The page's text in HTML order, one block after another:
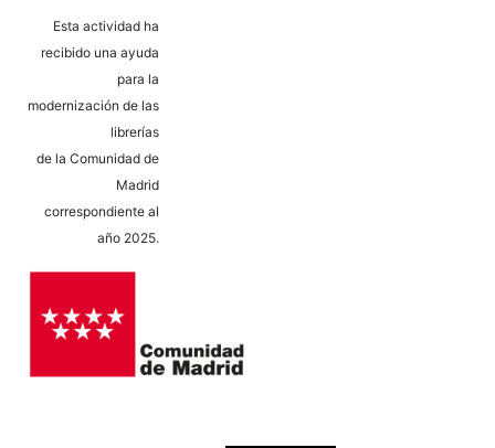
Esta actividad ha
recibido una ayuda
para la
modernización de las
librerías
de la Comunidad de
Madrid
correspondiente al
año 2025.